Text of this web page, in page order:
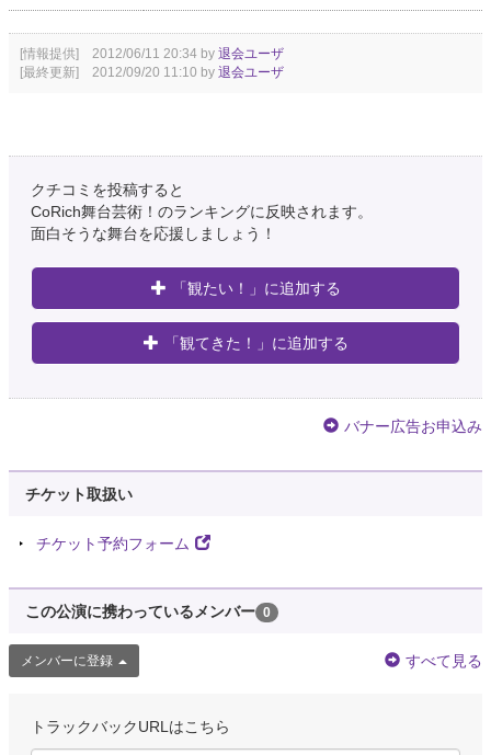
[情報提供] 2012/06/11 20:34 by 退会ユーザ
[最終更新] 2012/09/20 11:10 by 退会ユーザ
クチコミを投稿すると
CoRich舞台芸術！のランキングに反映されます。
面白そうな舞台を応援しましょう！
「観たい！」に追加する
「観てきた！」に追加する
バナー広告お申込み
チケット取扱い
チケット予約フォーム
この公演に携わっているメンバー 0
メンバーに登録 すべて見る
トラックバックURLはこちら